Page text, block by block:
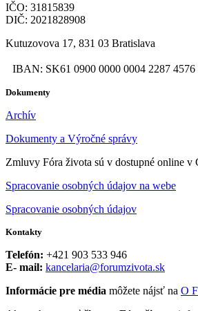
IČO: 31815839
DIČ: 2021828908
Kutuzovova 17, 831 03 Bratislava
IBAN: SK61 0900 0000 0004 2287 4576
Dokumenty
Archív
Dokumenty a Výročné správy
Zmluvy Fóra života sú v dostupné online v
Spracovanie osobných údajov na webe
Spracovanie osobných údajov
Kontakty
Telefón: +421 903 533 946
E- mail: kancelaria@forumzivota.sk
Informácie pre média môžete nájsť na O